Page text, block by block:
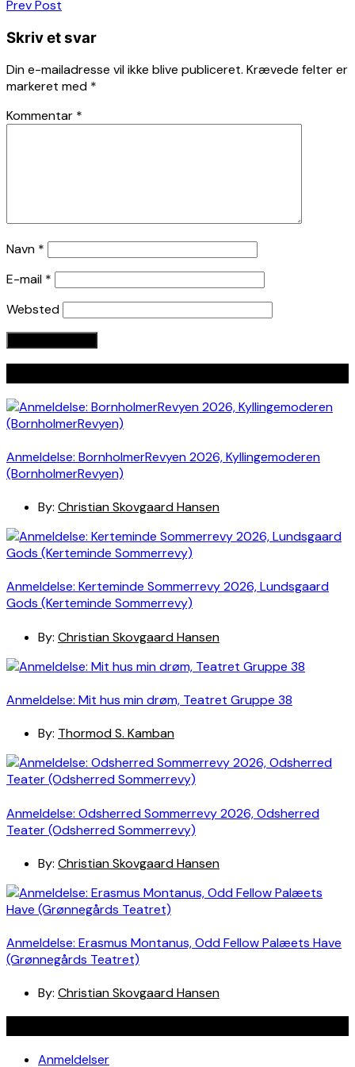
Indlægsnavigation
Prev Post
Skriv et svar
Din e-mailadresse vil ikke blive publiceret. Krævede felter er
markeret med *
Kommentar *
Navn *
E-mail *
Websted
Anmeldelse: BornholmerRevyen 2026, Kyllingemoderen
(BornholmerRevyen)
By: Christian Skovgaard Hansen
Anmeldelse: Kerteminde Sommerrevy 2026, Lundsgaard
Gods (Kerteminde Sommerrevy)
By: Christian Skovgaard Hansen
Anmeldelse: Mit hus min drøm, Teatret Gruppe 38
By: Thormod S. Kamban
Anmeldelse: Odsherred Sommerrevy 2026, Odsherred
Teater (Odsherred Sommerrevy)
By: Christian Skovgaard Hansen
Anmeldelse: Erasmus Montanus, Odd Fellow Palæets Have
(Grønnegårds Teatret)
By: Christian Skovgaard Hansen
Anmeldelser